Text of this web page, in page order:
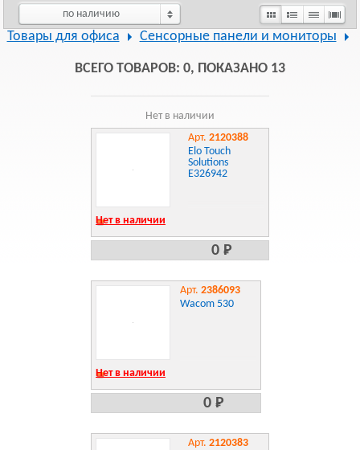
по наличию
Товары для офиса Сенсорные панели и мониторы
ВСЕГО ТОВАРОВ: 0, ПОКАЗАНО 13
Нет в наличии
Арт. 2120388
Elo Touch
Solutions
E326942
Нет в наличии
0 Р
Арт. 2386093
Wacom 530
Нет в наличии
0 Р
Арт. 2120383